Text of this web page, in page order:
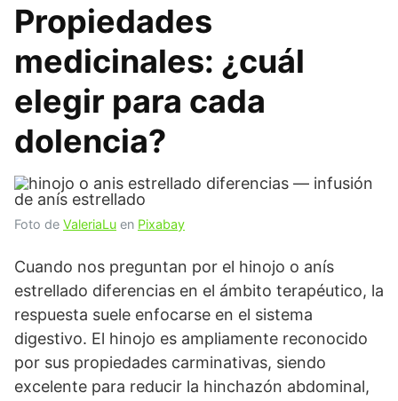
Propiedades
medicinales: ¿cuál
elegir para cada
dolencia?
Foto de ValeriaLu en Pixabay
Cuando nos preguntan por el hinojo o anís
estrellado diferencias en el ámbito terapéutico, la
respuesta suele enfocarse en el sistema
digestivo. El hinojo es ampliamente reconocido
por sus propiedades carminativas, siendo
excelente para reducir la hinchazón abdominal,